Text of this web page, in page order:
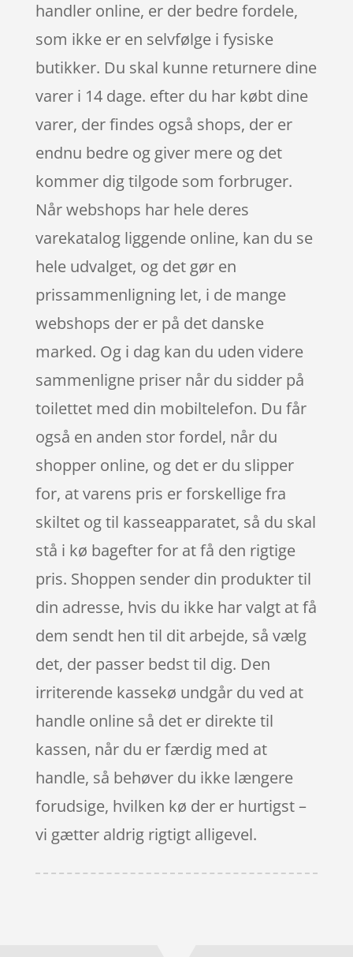
handler online, er der bedre fordele,
som ikke er en selvfølge i fysiske
butikker. Du skal kunne returnere dine
varer i 14 dage. efter du har købt dine
varer, der findes også shops, der er
endnu bedre og giver mere og det
kommer dig tilgode som forbruger.
Når webshops har hele deres
varekatalog liggende online, kan du se
hele udvalget, og det gør en
prissammenligning let, i de mange
webshops der er på det danske
marked. Og i dag kan du uden videre
sammenligne priser når du sidder på
toilettet med din mobiltelefon. Du får
også en anden stor fordel, når du
shopper online, og det er du slipper
for, at varens pris er forskellige fra
skiltet og til kasseapparatet, så du skal
stå i kø bagefter for at få den rigtige
pris. Shoppen sender din produkter til
din adresse, hvis du ikke har valgt at få
dem sendt hen til dit arbejde, så vælg
det, der passer bedst til dig. Den
irriterende kassekø undgår du ved at
handle online så det er direkte til
kassen, når du er færdig med at
handle, så behøver du ikke længere
forudsige, hvilken kø der er hurtigst –
vi gætter aldrig rigtigt alligevel.